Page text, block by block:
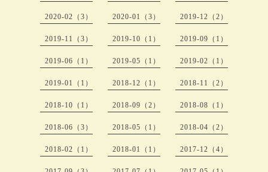
2020-02（3） 2020-01（3） 2019-12（2）
2019-11（3） 2019-10（1） 2019-09（1）
2019-06（1） 2019-05（1） 2019-02（1）
2019-01（1） 2018-12（1） 2018-11（2）
2018-10（1） 2018-09（2） 2018-08（1）
2018-06（3） 2018-05（1） 2018-04（2）
2018-02（1） 2018-01（1） 2017-12（4）